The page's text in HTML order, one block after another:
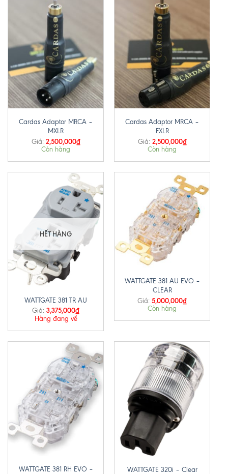
Cardas Adaptor MRCA –
MXLR
Giá: 2,500,000₫
Còn hàng
Cardas Adaptor MRCA –
FXLR
Giá: 2,500,000₫
Còn hàng
HẾT HÀNG
WATTGATE 381 TR AU
Giá: 3,375,000₫
Hàng đang về
WATTGATE 381 AU EVO –
CLEAR
Giá: 5,000,000₫
Còn hàng
WATTGATE 381 RH EVO –
WATTGATE 320i – Clear